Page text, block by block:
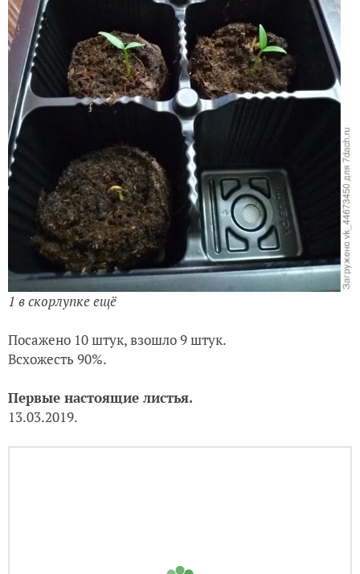
В стаканчике
В торфяных таблетках:
03.03 — 1 штука
04.03 — 1 штука
06.03 — 3 штуки